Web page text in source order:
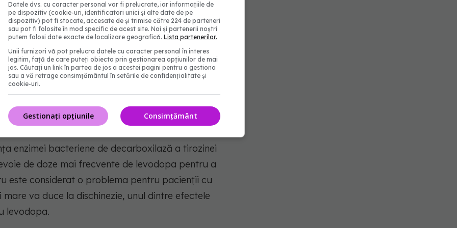
este corelația pozitivă dintre durata bolii și
Unii pacienți cu boală Parkinson dezvoltă
mici, incluzând enterococii, datorită
de protoni, pe care ei o folosesc pentru a
bolii. În ansamblu, acești factori duc la un
necesarului de doză de inhibitor de levodopa /
enzimei bacteriene de decarboxilază a tirozinei
de doze mai frecvente de levodopa pentru a
este considerat o problema pentru pacienții cu
va duce la dischinezie, unul dintre efectele
levodopa.
Datele dvs. cu caracter personal vor fi prelucrate, iar informațiile de
pe dispozitiv (cookie-uri, identificatori unici și alte date de pe
dispozitiv) pot fi stocate, accesate de și trimise către 224 de parteneri
sau pot fi folosite în mod specific de acest site. Noi și partenerii noștri
putem folosi date exacte de localizare geografică. Lista partenerilor.
Unii furnizori vă pot prelucra datele cu caracter personal în interes
legitim, față de care puteți obiecta prin gestionarea opțiunilor de mai
jos. Căutați un link în partea de jos a acestei pagini pentru a gestiona
sau a vă retrage consimțământul în setările de confidențialitate și
cookie-uri.
Consimțământ
Gestionați opțiunile